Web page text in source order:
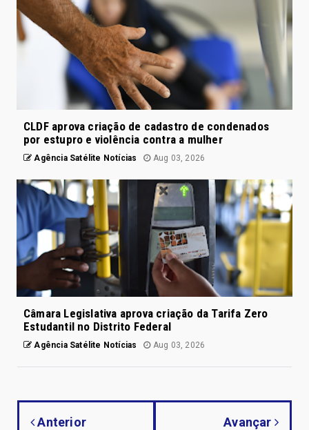
CLDF aprova criação de cadastro de condenados
por estupro e violência contra a mulher
Agência Satélite Notícias Aug 03, 2026
Câmara Legislativa aprova criação da Tarifa Zero
Estudantil no Distrito Federal
Agência Satélite Notícias Aug 03, 2026
Anterior Avançar